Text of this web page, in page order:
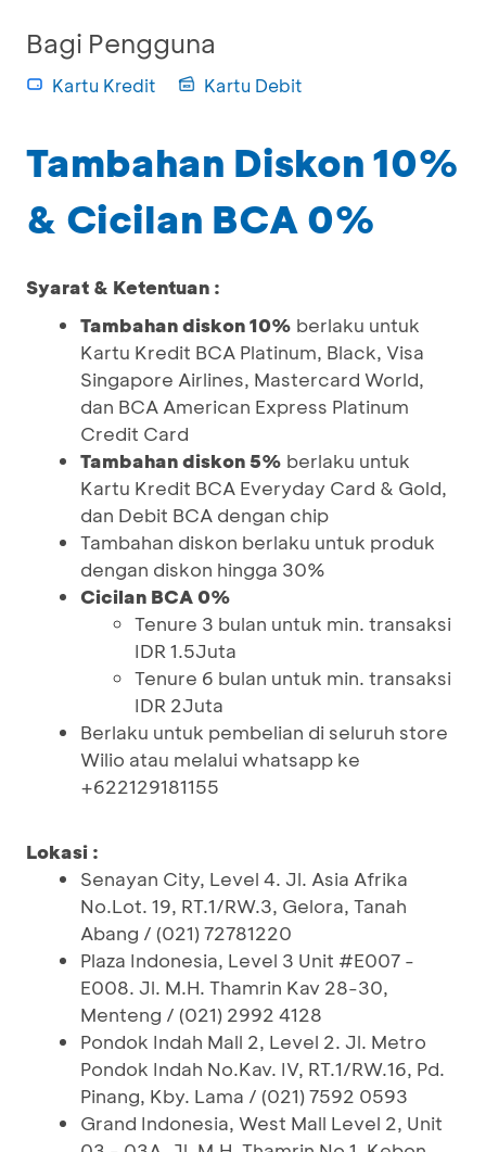
Bagi Pengguna
Kartu Kredit Kartu Debit
Tambahan Diskon 10%
& Cicilan BCA 0%
Syarat & Ketentuan :
Tambahan diskon 10% berlaku untuk
Kartu Kredit BCA Platinum, Black, Visa
Singapore Airlines, Mastercard World,
dan BCA American Express Platinum
Credit Card
Tambahan diskon 5% berlaku untuk
Kartu Kredit BCA Everyday Card & Gold,
dan Debit BCA dengan chip
Tambahan diskon berlaku untuk produk
dengan diskon hingga 30%
Cicilan BCA 0%
Tenure 3 bulan untuk min. transaksi
IDR 1.5Juta
Tenure 6 bulan untuk min. transaksi
IDR 2Juta
Berlaku untuk pembelian di seluruh store
Wilio atau melalui whatsapp ke
+622129181155
Lokasi :
Senayan City, Level 4. Jl. Asia Afrika
No.Lot. 19, RT.1/RW.3, Gelora, Tanah
Abang / (021) 72781220
Plaza Indonesia, Level 3 Unit #E007 -
E008. Jl. M.H. Thamrin Kav 28-30,
Menteng / (021) 2992 4128
Pondok Indah Mall 2, Level 2. Jl. Metro
Pondok Indah No.Kav. IV, RT.1/RW.16, Pd.
Pinang, Kby. Lama / (021) 7592 0593
Grand Indonesia, West Mall Level 2, Unit